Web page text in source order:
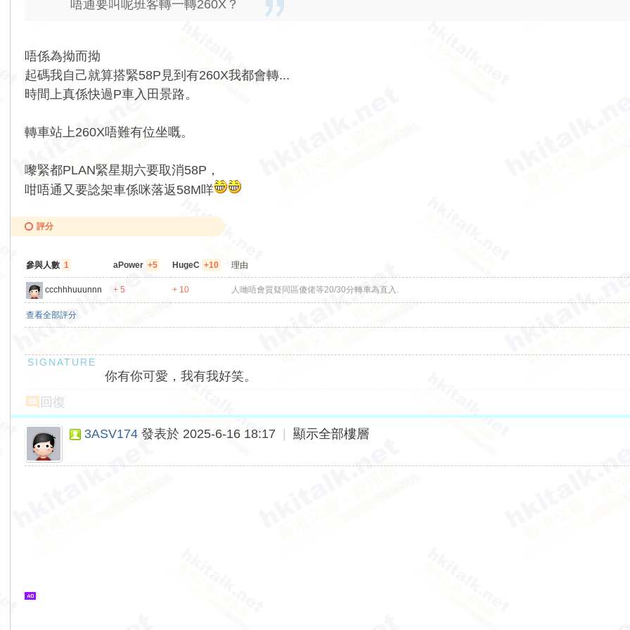
唔通要叫呢班客轉一轉260X？
唔係為拗而拗
起碼我自己就算搭緊58P見到有260X我都會轉...
時間上真係快過P車入田景路。
轉車站上260X唔難有位坐嘅。
嚟緊都PLAN緊星期六要取消58P，
咁唔通又要諗架車係咪落返58M咩
評分
參與人數 1 aPower +5 HugeC +10 理由
ccchhhuuunnn + 5 + 10 人哋唔會質疑同區傻佬等20/30分轉車為直入.
查看全部評分
你有你可愛，我有我好笑。
回復
3ASV174 發表於 2025-6-16 18:17 顯示全部樓層